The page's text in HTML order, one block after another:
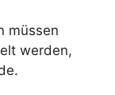
müssen
werden,